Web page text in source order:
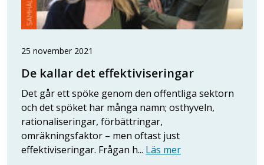
25 november 2021
De kallar det effektiviseringar
Det går ett spöke genom den offentliga sektorn
och det spöket har många namn; osthyveln,
rationaliseringar, förbättringar,
omräkningsfaktor – men oftast just
effektiviseringar. Frågan h... Läs mer